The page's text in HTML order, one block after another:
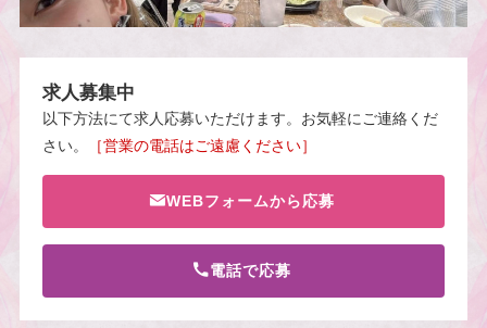
求人募集中
以下方法にて求人応募いただけます。お気軽にご連絡くだ
さい。
［営業の電話はご遠慮ください］
WEBフォームから応募
電話で応募